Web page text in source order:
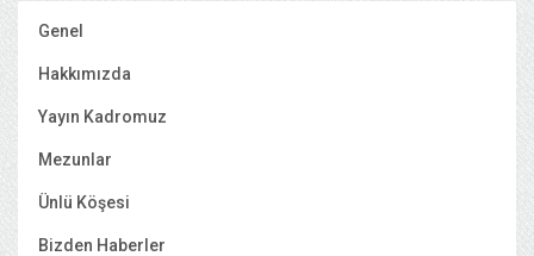
Genel
Hakkımızda
Yayın Kadromuz
Mezunlar
Ünlü Köşesi
Bizden Haberler